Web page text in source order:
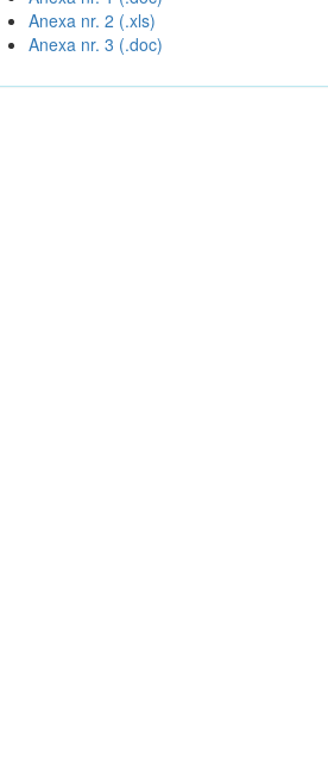
Anexa nr. 2 (.xls)
Anexa nr. 3 (.doc)